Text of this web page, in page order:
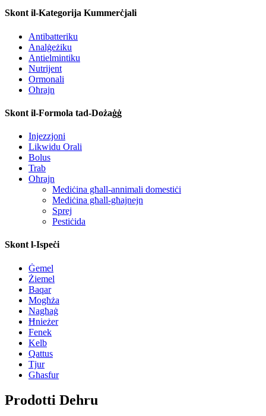
Skont il-Kategorija Kummerċjali
Antibatteriku
Analġeżiku
Antielmintiku
Nutrijent
Ormonali
Oħrajn
Skont il-Formola tad-Dożaġġ
Injezzjoni
Likwidu Orali
Bolus
Trab
Oħrajn
Mediċina għall-annimali domestiċi
Mediċina għall-għajnejn
Sprej
Pestiċida
Skont l-Ispeċi
Ġemel
Żiemel
Baqar
Mogħża
Nagħaġ
Ħnieżer
Fenek
Kelb
Qattus
Tjur
Għasfur
Prodotti Dehru